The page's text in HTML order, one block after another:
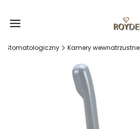
Stomatologiczny Kamery wewnatrzustne